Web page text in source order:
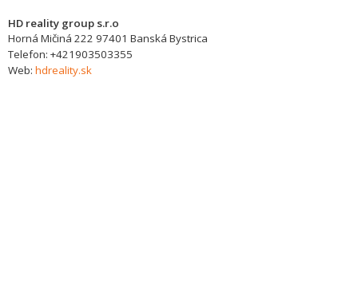
HD reality group s.r.o
Horná Mičiná 222 97401 Banská Bystrica
Telefon: +421903503355
Web: hdreality.sk